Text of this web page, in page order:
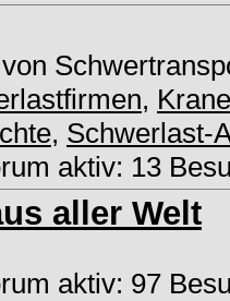
, Krane
, Schwerlast-
aktiv: 13
aller Welt
aktiv: 97